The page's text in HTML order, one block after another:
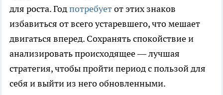
для роста. Годпотребуетот этих знаков
избавиться от всего устаревшего, что мешает
двигаться вперед. Сохранять спокойствие и
анализировать происходящее — лучшая
стратегия, чтобы пройти период с пользой для
себя и выйти из него обновленными.